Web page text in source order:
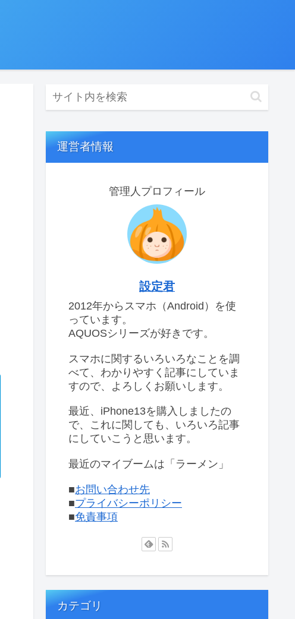
運営者情報
管理人プロフィール
設定君
2012年からスマホ（Android）を使
っています。
AQUOSシリーズが好きです。
スマホに関するいろいろなことを調
べて、わかりやすく記事にしていま
すので、よろしくお願いします。
最近、iPhone13を購入しましたの
で、これに関しても、いろいろ記事
にしていこうと思います。
最近のマイブームは「ラーメン」
■お問い合わせ先
■プライバシーポリシー
■免責事項
カテゴリ